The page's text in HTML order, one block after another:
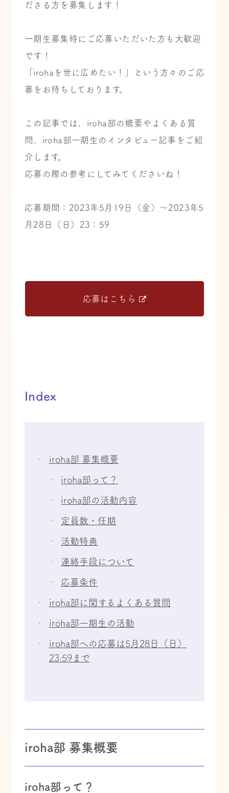
ださる方を募集します！
一期生募集時にご応募いただいた方も大歓迎
です！
「irohaを世に広めたい！」という方々のご応
募をお待ちしております。
この記事では、iroha部の概要やよくある質
問、iroha部一期生のインタビュー記事をご紹
介します。
応募の際の参考にしてみてくださいね！
応募期間：2023年5月19日（金）～2023年5
月28日（日）23：59
応募はこちら
Index
iroha部 募集概要
iroha部って？
iroha部の活動内容
定員数・任期
活動特典
連絡手段について
応募条件
iroha部に関するよくある質問
iroha部一期生の活動
iroha部への応募は5月28日（日）
23:59まで
iroha部 募集概要
iroha部って？